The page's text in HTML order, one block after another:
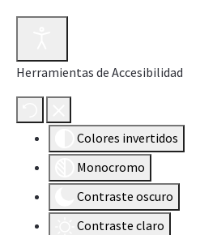
Herramientas de Accesibilidad
Colores invertidos
Monocromo
Contraste oscuro
Contraste claro